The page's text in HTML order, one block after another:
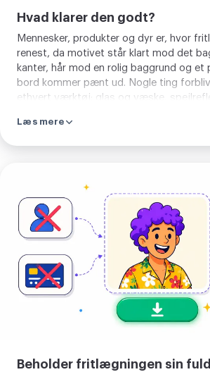
Hvad klarer den godt?
Mennesker, produkter og dyr er, hvor
renest, da motivet står klart mod det
kanter, hår mod en rolig baggrund og et
bord kommer pænt ud. Nogle ting
ethvert værktøj: glas og væske,
lys væg. Der må du regne med at pudse
Læs mere
Beholder fritlægningen sin